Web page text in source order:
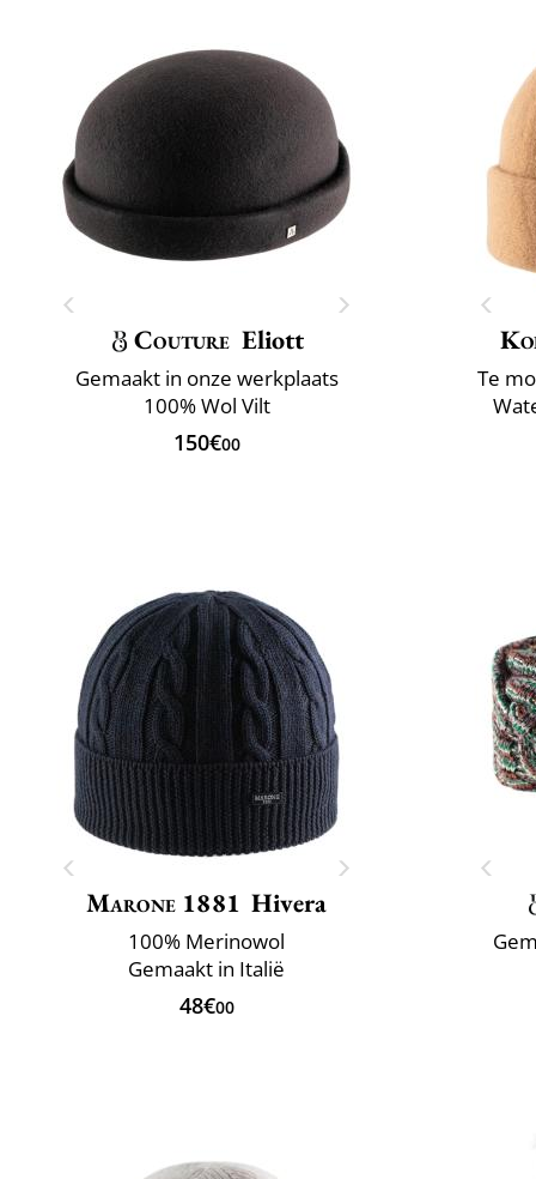
Couture Eliott
Gemaakt in onze werkplaats
100% Wol Vilt
150€00
Te
Marone 1881 Hivera
100% Merinowol
Gemaakt in Italië
48€00